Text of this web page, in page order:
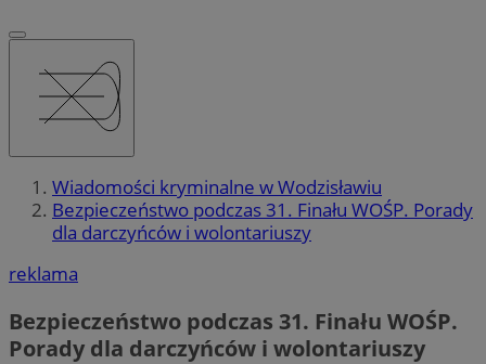
Wiadomości kryminalne w Wodzisławiu
Bezpieczeństwo podczas 31. Finału WOŚP. Porady
dla darczyńców i wolontariuszy
reklama
Bezpieczeństwo podczas 31. Finału WOŚP.
Porady dla darczyńców i wolontariuszy